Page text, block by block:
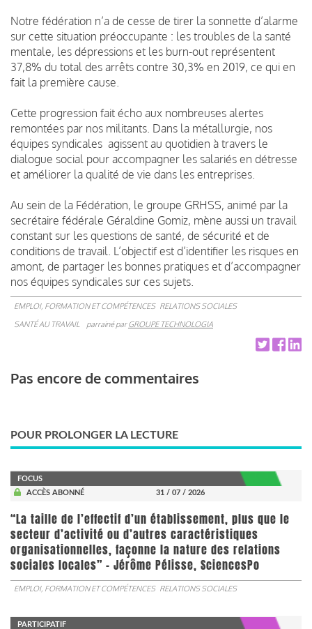
Notre fédération n’a de cesse de tirer la sonnette d’alarme
sur cette situation préoccupante : les troubles de la santé
mentale, les dépressions et les burn-out représentent
37,8% du total des arrêts contre 30,3% en 2019, ce qui en
fait la première cause.
Cette progression fait écho aux nombreuses alertes
remontées par nos militants. Dans la métallurgie, nos
équipes syndicales agissent au quotidien à travers le
dialogue social pour accompagner les salariés en détresse
et améliorer la qualité de vie dans les entreprises.
Au sein de la Fédération, le groupe GRHSS, animé par la
secrétaire fédérale Géraldine Gomiz, mène aussi un travail
constant sur les questions de santé, de sécurité et de
conditions de travail. L’objectif est d’identifier les risques en
amont, de partager les bonnes pratiques et d’accompagner
nos équipes syndicales sur ces sujets.
EMPLOI, FORMATION ET COMPÉTENCES RELATIONS SOCIALES
SANTÉ AU TRAVAIL
parrainé parGROUPE TECHNOLOGIA
Pas encore de commentaires
POUR PROLONGER LA LECTURE
FOCUS
ACCÈS ABONNÉ
31 / 07 / 2026
“La taille de l’effectif d’un établissement, plus que le
secteur d’activité ou d’autres caractéristiques
organisationnelles, façonne la nature des relations
sociales locales” - Jérôme Pélisse, SciencesPo
EMPLOI, FORMATION ET COMPÉTENCES RELATIONS SOCIALES
PARTICIPATIF